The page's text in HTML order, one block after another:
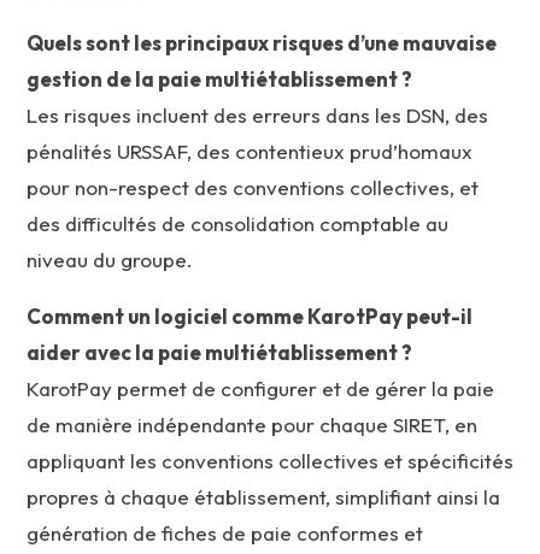
Quels sont les principaux risques d’une mauvaise
gestion de la paie multiétablissement ?
Les risques incluent des erreurs dans les DSN, des
pénalités URSSAF, des contentieux prud’homaux
pour non-respect des conventions collectives, et
des difficultés de consolidation comptable au
niveau du groupe.
Comment un logiciel comme KarotPay peut-il
aider avec la paie multiétablissement ?
KarotPay permet de configurer et de gérer la paie
de manière indépendante pour chaque SIRET, en
appliquant les conventions collectives et spécificités
propres à chaque établissement, simplifiant ainsi la
génération de fiches de paie conformes et